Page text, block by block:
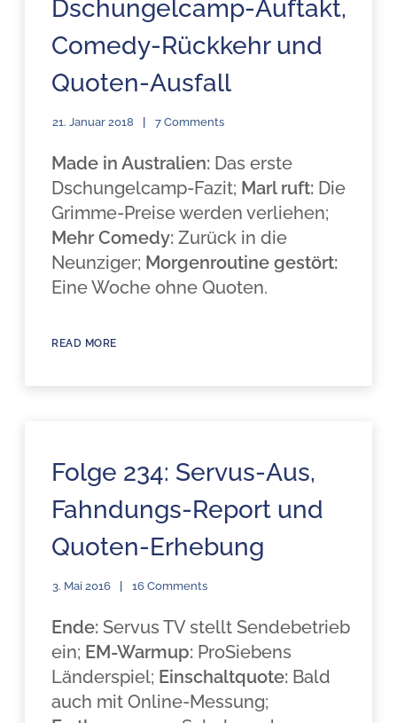
Dschungelcamp-Auftakt,
Comedy-Rückkehr und
Quoten-Ausfall
21. Januar 2018 7 Comments
Made in Australien: Das erste
Dschungelcamp-Fazit; Marl ruft: Die
Grimme-Preise werden verliehen;
Mehr Comedy: Zurück in die
Neunziger; Morgenroutine gestört:
Eine Woche ohne Quoten.
READ MORE
Folge 234: Servus-Aus,
Fahndungs-Report und
Quoten-Erhebung
3. Mai 2016 16 Comments
Ende: Servus TV stellt Sendebetrieb
ein; EM-Warmup: ProSiebens
Länderspiel; Einschaltquote: Bald
auch mit Online-Messung;